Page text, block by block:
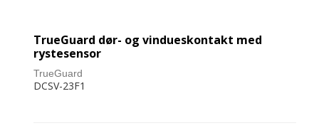
TrueGuard dør- og vindueskontakt med
rystesensor
TrueGuard
DCSV-23F1